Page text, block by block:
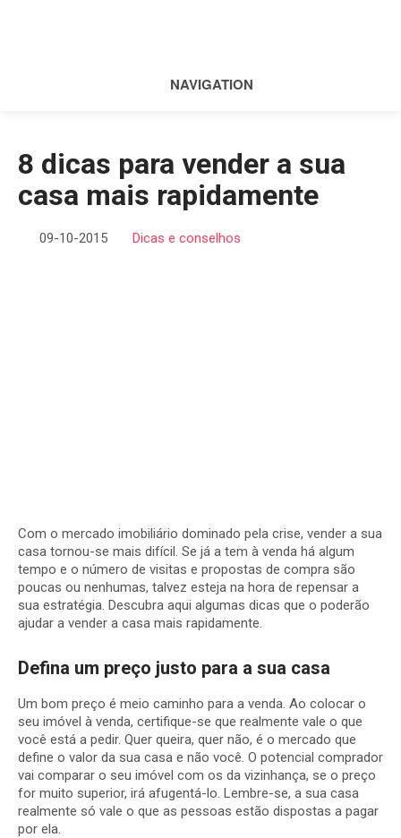
NAVIGATION
8 dicas para vender a sua
casa mais rapidamente
09-10-2015 Dicas e conselhos
Com o mercado imobiliário dominado pela crise, vender a sua
casa tornou-se mais difícil. Se já a tem à venda há algum
tempo e o número de visitas e propostas de compra são
poucas ou nenhumas, talvez esteja na hora de repensar a
sua estratégia. Descubra aqui algumas dicas que o poderão
ajudar a vender a casa mais rapidamente.
Defina um preço justo para a sua casa
Um bom preço é meio caminho para a venda. Ao colocar o
seu imóvel à venda, certifique-se que realmente vale o que
você está a pedir. Quer queira, quer não, é o mercado que
define o valor da sua casa e não você. O potencial comprador
vai comparar o seu imóvel com os da vizinhança, se o preço
for muito superior, irá afugentá-lo. Lembre-se, a sua casa
realmente só vale o que as pessoas estão dispostas a pagar
por ela.